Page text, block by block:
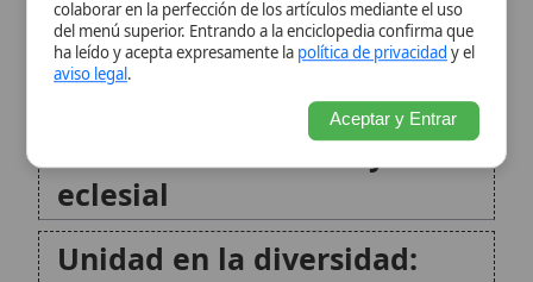
orientales
Evangelización en un mundo
Retos contemporáneos:
magisterio ordinario y
análisis pastorales